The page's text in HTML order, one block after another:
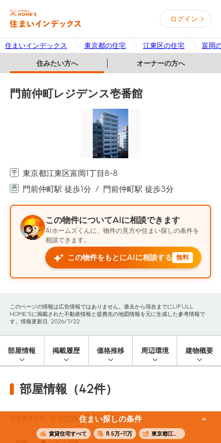
ログイン
住まいインデックス 東京都の住宅 江東区の住宅 富岡
住みたい方へ オーナーの方へ
住まい探しの条件
賃貸住宅すべて 8.5万~11万 東京都江東区
門前仲町レジデンス壱番館
東京都江東区富岡1丁目8-8
門前仲町駅 徒歩1分
門前仲町駅 徒歩3分
この物件についてAIに相談できます
AIホームズくんに、物件の見方や住まい探しの条件を
相談できます。
この物件をもとにAIに相談する 無料
このページの情報は広告情報ではありません。過去から現在までにLIFULL
HOME'Sに掲載された不動産情報と提携先の地図情報を元に生成した参考情報で
す。情報更新日: 2026/7/22
部屋情報 掲載履歴 価格推移 周辺環境 建物概要
部屋情報（42件）
8.8 万円〜9.9万円(20.17m²)